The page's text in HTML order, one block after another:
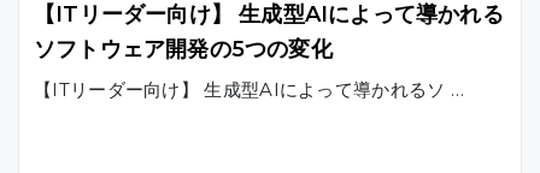
【ITリーダー向け】 生成型AIによって導かれる
ソフトウェア開発の5つの変化
【ITリーダー向け】 生成型AIによって導かれるソ …